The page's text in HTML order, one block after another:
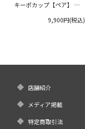
キーポカップ【ペア】 ラ
9,900円(税込)
店舗紹介
メディア掲載
特定商取引法